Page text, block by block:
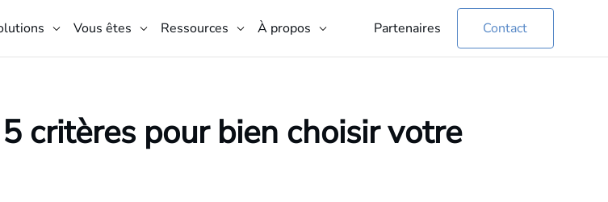
Vous êtes Ressources À propos Partenaires Contact
critères pour bien choisir votre